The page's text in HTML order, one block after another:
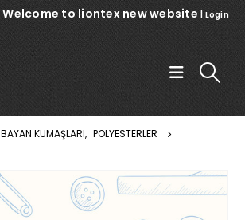
Welcome to liontex new website Login
BAYAN KUMAŞLARI, POLYESTERLER